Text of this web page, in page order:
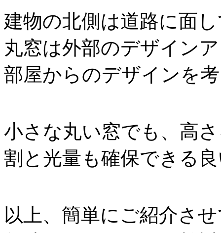
建物の北側は道路に面
丸窓は外部のデザイン
部屋からのデザインを
小さな丸い窓でも、高
割と光量も確保できる
以上、簡単にご紹介さ